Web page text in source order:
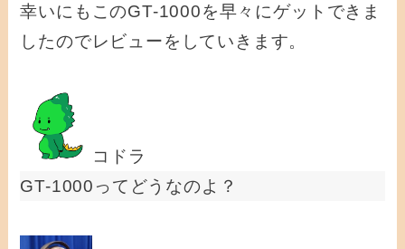
幸いにもこのGT-1000を早々にゲットできま
したのでレビューをしていきます。
コドラ
GT-1000ってどうなのよ？